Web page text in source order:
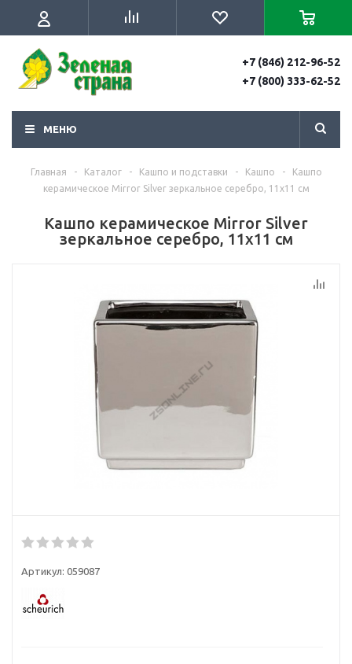
+7 (846) 212-96-52
+7 (800) 333-62-52
МЕНЮ
Главная - Каталог - Кашпо и подставки - Кашпо -
Кашпо
керамическое Mirror Silver зеркальное серебро, 11х11 см
Кашпо керамическое Mirror Silver
зеркальное серебро, 11х11 см
Артикул: 059087